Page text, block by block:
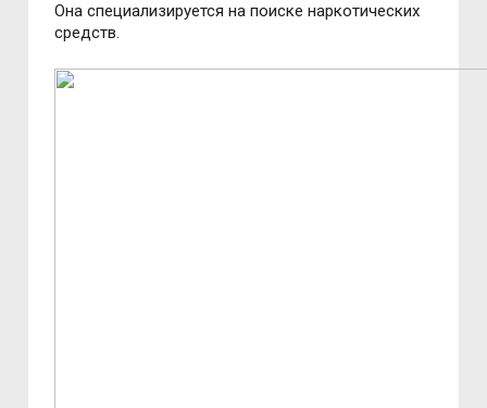
Она специализируется на поиске наркотических
средств.